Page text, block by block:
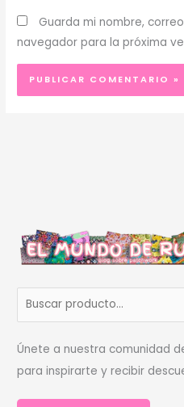
Guarda mi nombre,
navegador para la próxima
u
s
Únete a nuestra comunidad
para inspirarte y recibir